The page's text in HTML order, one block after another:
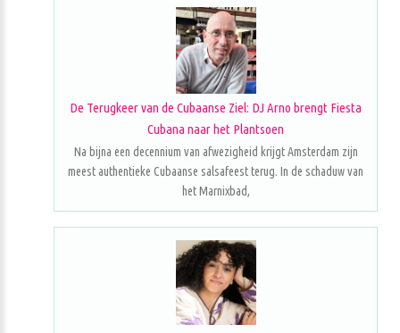
De Terugkeer van de Cubaanse Ziel: DJ Arno brengt Fiesta
Cubana naar het Plantsoen
Na bijna een decennium van afwezigheid krijgt Amsterdam zijn
meest authentieke Cubaanse salsafeest terug. In de schaduw van
het Marnixbad,